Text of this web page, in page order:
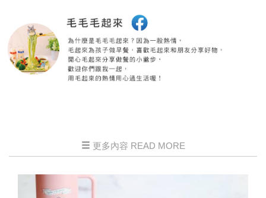
更多內容 READ MORE